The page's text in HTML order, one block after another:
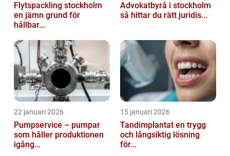
Flytspackling stockholm
en jämn grund för
hållbar...
Advokatbyrå i stockholm
så hittar du rätt juridis...
22 januari 2026
Pumpservice – pumpar
som håller produktionen
igång...
15 januari 2026
Tandimplantat en trygg
och långsiktig lösning
för...